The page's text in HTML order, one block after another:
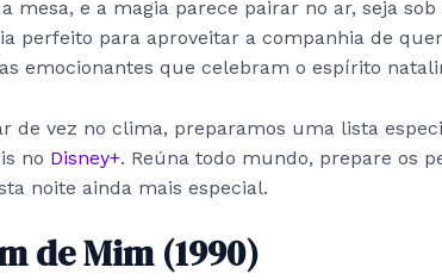
mesa, e a magia parece pairar no ar, seja
perfeito para aproveitar a companhia de
emocionantes que celebram o espírito
de vez no clima, preparamos uma lista
no Disney+. Reúna todo mundo, prepare os
noite ainda mais especial.
de Mim (1990)